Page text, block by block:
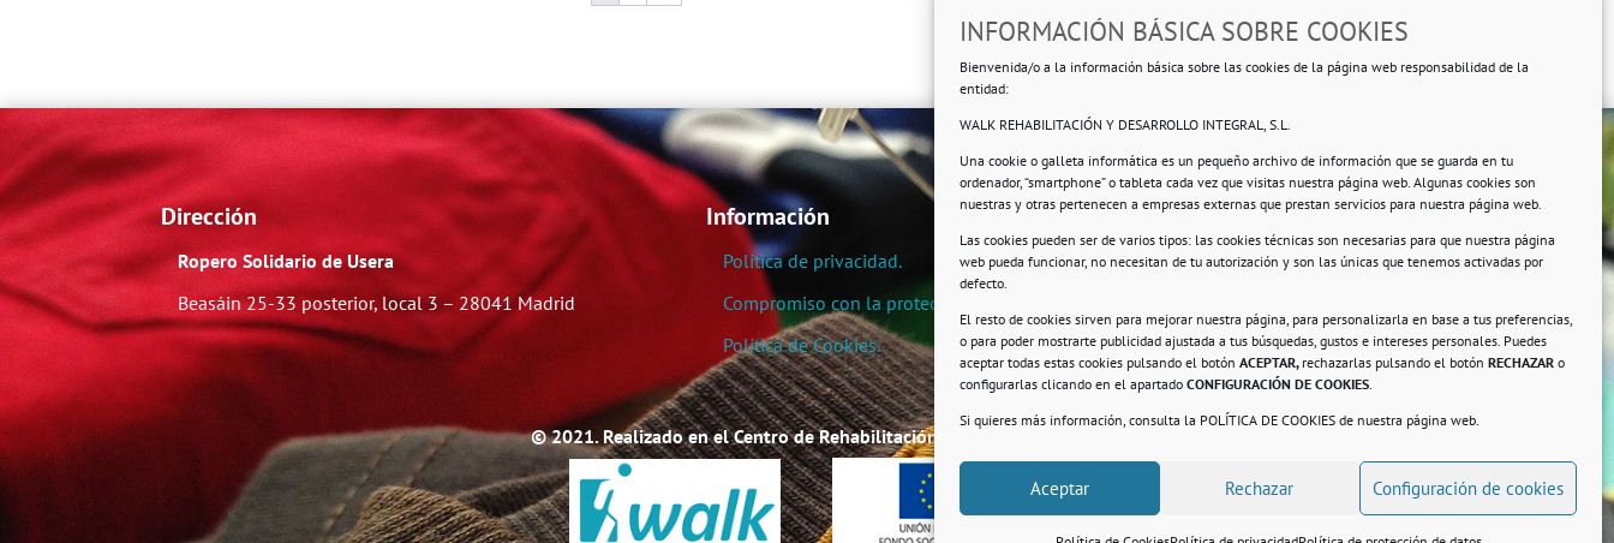
INFORMACIÓN BÁSICA SOBRE COOKIES
Bienvenida/o a la información básica sobre las cookies de la página web responsabilidad de la
entidad:
WALK REHABILITACIÓN Y DESARROLLO INTEGRAL, S.L.
Una cookie o galleta informática es un pequeño archivo de información que se guarda en tu
ordenador, “smartphone” o tableta cada vez que visitas nuestra página web. Algunas cookies son
nuestras y otras pertenecen a empresas externas que prestan servicios para nuestra página web.
Las cookies pueden ser de varios tipos: las cookies técnicas son necesarias para que nuestra página
web pueda funcionar, no necesitan de tu autorización y son las únicas que tenemos activadas por
defecto.
El resto de cookies sirven para mejorar nuestra página, para personalizarla en base a tus preferencias,
o para poder mostrarte publicidad ajustada a tus búsquedas, gustos e intereses personales. Puedes
aceptar todas estas cookies pulsando el botón ACEPTAR, rechazarlas pulsando el botón RECHAZAR o
configurarlas clicando en el apartado CONFIGURACIÓN DE COOKIES.
Si quieres más información, consulta la POLÍTICA DE COOKIES de nuestra página web.
Aceptar Rechazar Configuración de cookies
Dirección
Ropero Solidario de Usera
Beasáin 25-33 posterior, local 3 – 28041 Madrid
Información
Política de privacidad.
Compromiso con la protección de datos personales.
Política de Cookies.
© 2021. Realizado en el Centro de Rehabilitación Laboral de Usera